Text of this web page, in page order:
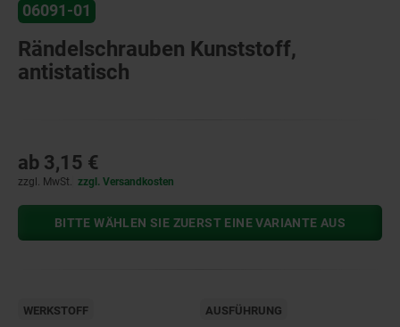
06091-01
Rändelschrauben Kunststoff,
antistatisch
ab 3,15 €
zzgl. MwSt. zzgl. Versandkosten
BITTE WÄHLEN SIE ZUERST EINE VARIANTE AUS
WERKSTOFF AUSFÜHRUNG